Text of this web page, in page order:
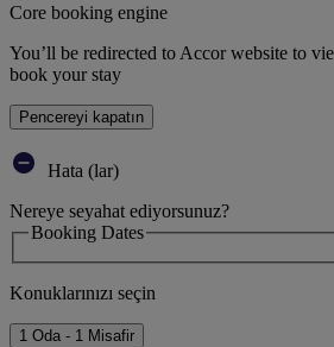
Core booking engine
You’ll be redirected to Accor website to
book your stay
Pencereyi kapatın
Hata (lar)
Nereye seyahat ediyorsunuz?
Booking Dates
Konuklarınızı seçin
1 Oda - 1 Misafir